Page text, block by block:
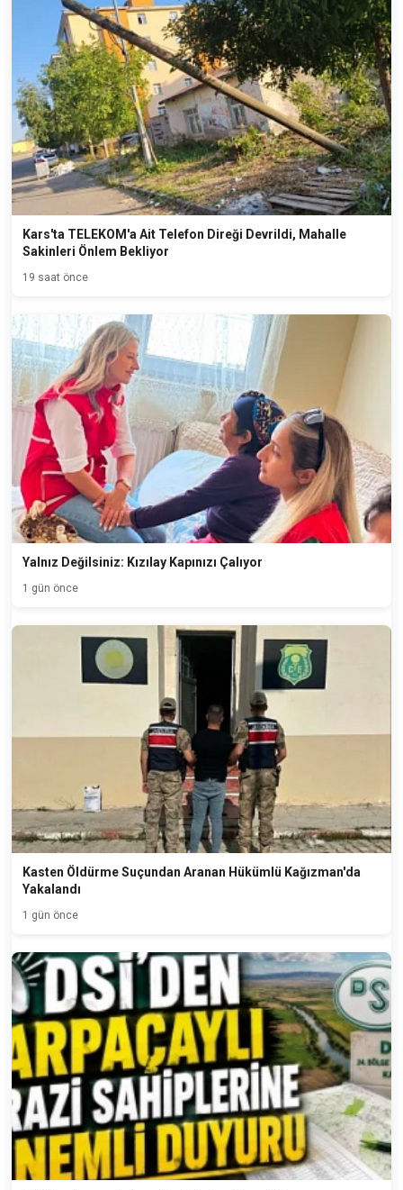
Kars'ta TELEKOM'a Ait Telefon Direği Devrildi, Mahalle
Sakinleri Önlem Bekliyor
19 saat önce
Yalnız Değilsiniz: Kızılay Kapınızı Çalıyor
1 gün önce
Kasten Öldürme Suçundan Aranan Hükümlü Kağızman'da
Yakalandı
1 gün önce